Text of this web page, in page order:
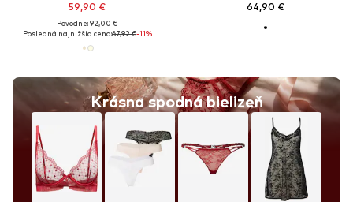
59,90 €
Pôvodne: 92,00 €
Posledná najnižšia cena:67,92 €-11%
Krásna spodná bielizeň
64,90 €